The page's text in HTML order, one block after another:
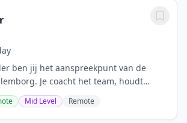
ben jij het aanspreekpunt van de
Je coacht het team, houdt
dat werk en service soepel
doen:Collega's coachen,...
Mid Level Remote